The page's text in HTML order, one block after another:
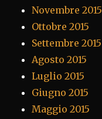
Novembre 2015
Ottobre 2015
Settembre 2015
Agosto 2015
Luglio 2015
Giugno 2015
Maggio 2015